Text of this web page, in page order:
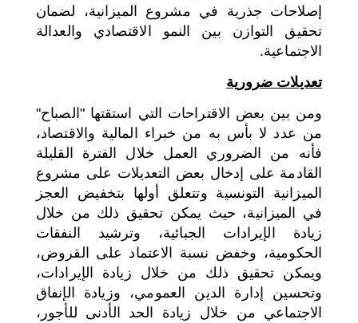
إصلاحات جذرية في مشروع الميزانية، لضمان
تحقيق التوازن بين النمو الاقتصادي والعدالة
الاجتماعية.
تعديلات ضرورية
ومن بين بعض الاقتراحات التي استقتها "الصباح"
من عدد لا بأس به من خبراء المالية والاقتصاد،
فأنه من الضروري العمل خلال الفترة القليلة
القادمة على إدخال بعض التعديلات على مشروع
الميزانية التونسية وتتعلق أولها بتخفيض العجز
في الميزانية، حيث يمكن تحقيق ذلك من خلال
زيادة الإيرادات الجبائية، وترشيد النفقات
الحكومية، وخفض نسبة الاعتماد على القروض،
ويمكن تحقيق ذلك من خلال زيادة الإيرادات،
وتحسين إدارة الدين العمومي، وزيادة الإنفاق
الاجتماعي من خلال زيادة الحد الأدنى للأجور،